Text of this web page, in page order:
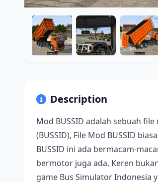
Description
Mod BUSSID adalah sebuah
(BUSSID), File Mod BUSSID
BUSSID ini ada bermacam-
bermotor juga ada, Keren
game Bus Simulator Indonesia